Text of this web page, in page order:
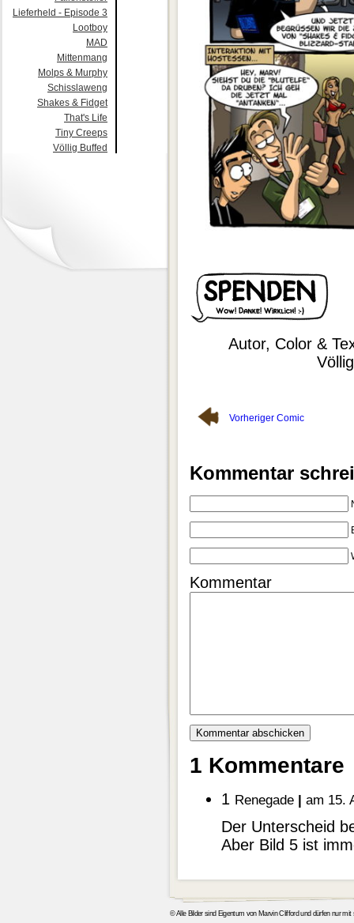
Lieferheld - Episode 3
Lootboy
MAD
Mittenmang
Molps & Murphy
Schisslaweng
Shakes & Fidget
That's Life
Tiny Creeps
Völlig Buffed
Autor, Color &
Vorheriger Comic
Kommentar
Kommentar
1 Kommentare
1 Renegade | am 15.
Der Unterscheid
Aber Bild 5 ist
© Alle Bilder sind Eigentum von Marvin Clifford und dürfen nur